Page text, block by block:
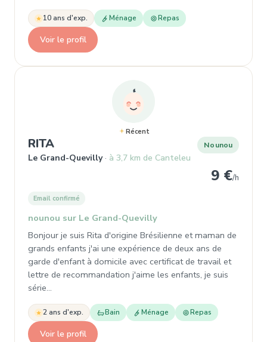
10 ans d'exp. Ménage Repas
Voir le profil
Récent
RITA, Nounou à Le Grand-Quevilly
Le Grand-Quevilly à 3,7 km de Canteleu
Nounou
9 €/h
Email confirmé
nounou sur Le Grand-Quevilly
Bonjour je suis Rita d'origine Brésilienne et maman de
grands enfants j'ai une expérience de deux ans de
garde d'enfant à domicile avec certificat de travail et
lettre de recommandation j'aime les enfants, je suis
série…
2 ans d'exp. Bain Ménage Repas
Voir le profil